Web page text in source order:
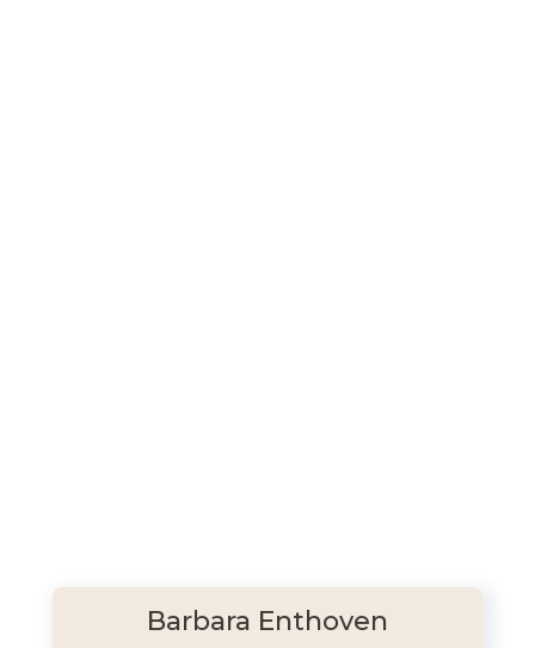
Barbara Enthoven